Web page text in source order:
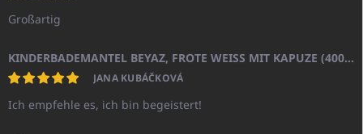
Großartig
KINDERBADEMANTEL BEYAZ, FROTE WEISS MIT KAPUZE (400GR)
JANA KUBÁČKOVÁ
Ich empfehle es, ich bin begeistert!